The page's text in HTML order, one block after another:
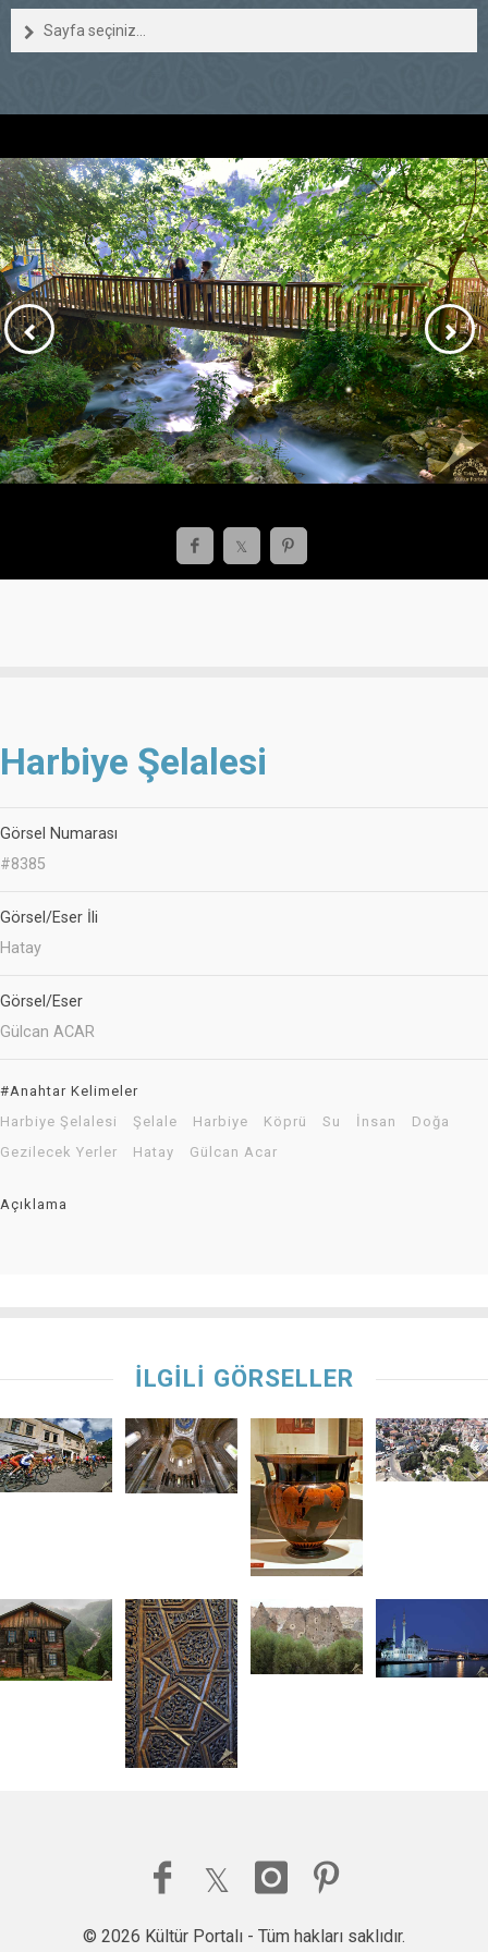
Sayfa seçiniz...
Harbiye Şelalesi
Görsel Numarası
#8385
Görsel/Eser İli
Hatay
Görsel/Eser
Gülcan ACAR
#Anahtar Kelimeler
Harbiye Şelalesi
Şelale Harbiye Köprü Su İnsan
Doğa
Gezilecek Yerler
Hatay Gülcan Acar
Açıklama
İLGİLİ GÖRSELLER
© 2026 Kültür Portalı - Tüm hakları saklıdır.